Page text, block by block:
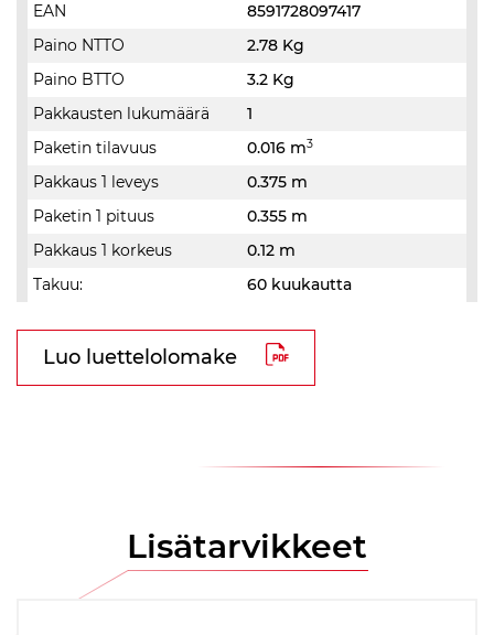
EAN
8591728097417
Paino NTTO
2.78 Kg
Paino BTTO
3.2 Kg
Pakkausten lukumäärä
1
Paketin tilavuus
0.016 m3
Pakkaus 1 leveys
0.375 m
Paketin 1 pituus
0.355 m
Pakkaus 1 korkeus
0.12 m
Takuu:
60 kuukautta
Luo luettelolomake
Lisätarvikkeet